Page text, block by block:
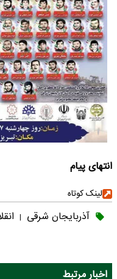
انتهای پیام
لینک کوتاه
آذربایجان شرقی |
اخبار مرتبط